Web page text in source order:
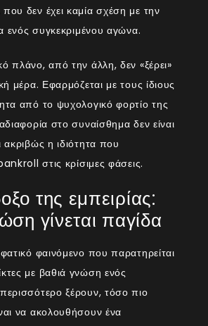
δεν έχει καμία σχέση με την
ενός συγκεκριμένου αγώνα.
πλάνο, από την άλλη, δεν «ξέρει»
μέρα. Εφαρμόζεται με τους ίδιους
από το ψυχολογικό φορτίο της
στο συναίσθημα δεν είναι
ακριβώς η ιδιότητα που
στις κρίσιμες φάσεις.
της εμπειρίας:
γίνεται παγίδα
φαινόμενο που παρατηρείται
με βαθιά γνώση ενός
ξέρουν, τόσο πιο
να ακολουθήσουν ένα